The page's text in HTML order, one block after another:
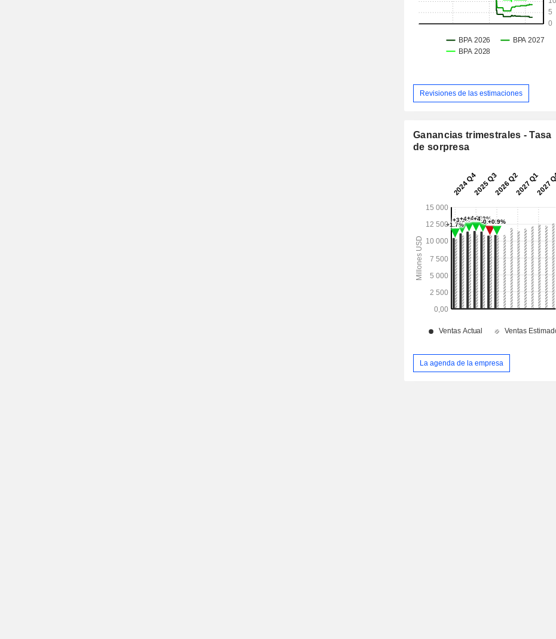
Revisiones de las estimaciones
Ganancias trimestrales - Tasa
de sorpresa
La agenda de la empresa